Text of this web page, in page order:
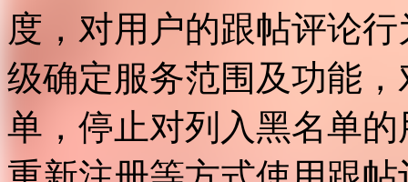
度，对用户的跟帖评论
级确定服务范围及功能
单，停止对列入黑名单